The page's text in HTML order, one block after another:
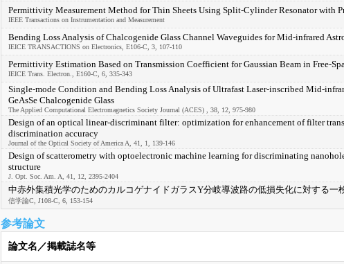
Permittivity Measurement Method for Thin Sheets Using Split-Cylinder Resonator with
IEEE Transactions on Instrumentation and Measurement
Bending Loss Analysis of Chalcogenide Glass Channel Waveguides for Mid-infrared
IEICE TRANSACTIONS on Electronics, E106-C, 3, 107-110
Permittivity Estimation Based on Transmission Coefficient for Gaussian Beam in Free-
IEICE Trans. Electron., E160-C, 6, 335-343
Single-mode Condition and Bending Loss Analysis of Ultrafast Laser-inscribed Mid-
GeAsSe Chalcogenide Glass
The Applied Computational Electromagnetics Society Journal (ACES) , 38, 12, 975-980
Design of an optical linear-discriminant filter: optimization for enhancement of filter
discrimination accuracy
Journal of the Optical Society of America A, 41, 1, 139-146
Design of scatterometry with optoelectronic machine learning for discriminating
structure
J. Opt. Soc. Am. A, 41, 12, 2395-2404
中赤外集積光学のためのカルコゲナイドガラスY分岐導波路の低損失化に対する一
信学論C, J108-C, 6, 153-154
参考論文
論文名／掲載誌名等